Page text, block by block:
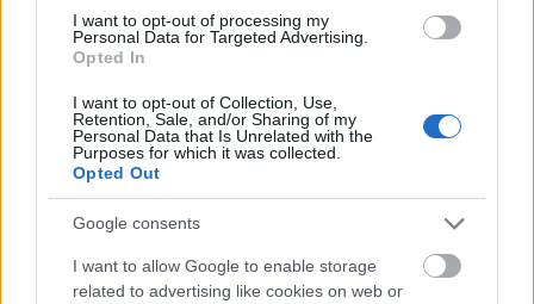
I want to opt-out of processing my
Personal Data for Targeted Advertising.
Opted In
I want to opt-out of Collection, Use,
Retention, Sale, and/or Sharing of my
Personal Data that Is Unrelated with the
Purposes for which it was collected.
Opted Out
Google consents
I want to allow Google to enable storage
related to advertising like cookies on web or